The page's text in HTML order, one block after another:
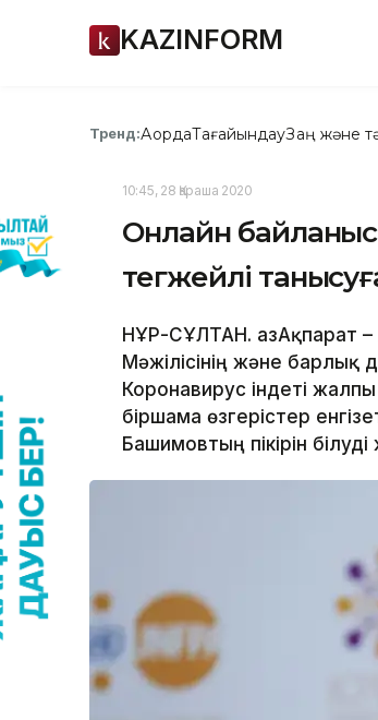
KAZINFORM
Тренд:АқордаТағайындауЗаң және
10:45, 28 Қараша 2020
Онлайн байланыс
тегжейлі
НҰР-СҰЛТАН. ҚазАқпарат
Мәжілісінің және барлық
Коронавирус індеті
біршама өзгерістер
Башимовтың пікірін білуді